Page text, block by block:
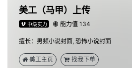
美工（马甲）上传
中级实力 能力值 134
擅长：男频小说封面, 恐怖小说封面
美工主页 找我下单
该美工上传了小说封面素材图 素材
该美工上传了
小说封面素材图 素材